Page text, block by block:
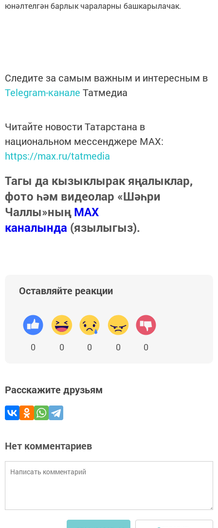
юнәлтелгән барлык чараларны башкарылачак.
Следите за самым важным и интересным в
Telegram-канале Татмедиа
Читайте новости Татарстана в
национальном мессенджере MАХ:
https://max.ru/tatmedia
Тагы да кызыклырак яңалыклар,
фото һәм видеолар «Шәһри
Чаллы»ныңMAX
каналында (язылыгыз).
Оставляйте реакции
0 0 0 0 0
Расскажите друзьям
Нет комментариев